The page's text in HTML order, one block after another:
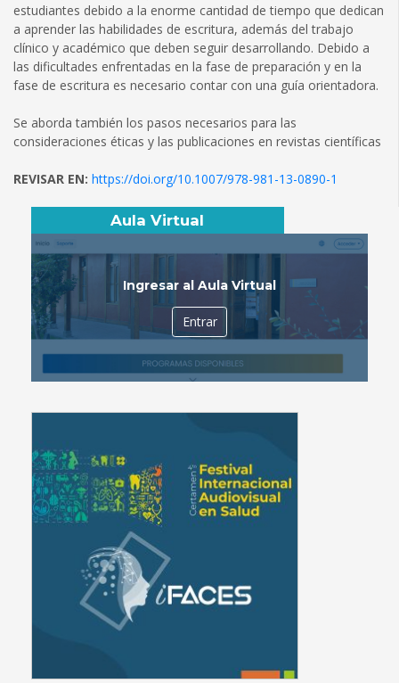
estudiantes debido a la enorme cantidad de tiempo que dedican
a aprender las habilidades de escritura, además del trabajo
clínico y académico que deben seguir desarrollando. Debido a
las dificultades enfrentadas en la fase de preparación y en la
fase de escritura es necesario contar con una guía orientadora.
Se aborda también los pasos necesarios para las
consideraciones éticas y las publicaciones en revistas científicas
REVISAR EN: https://doi.org/10.1007/978-981-13-0890-1
Aula Virtual
Ingresar al Aula Virtual
Entrar